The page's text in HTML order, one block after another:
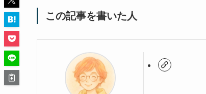
この記事を書いた人